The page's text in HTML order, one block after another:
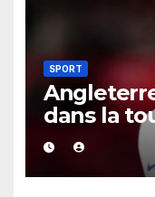
SPORT
dans la
après
de nuit.